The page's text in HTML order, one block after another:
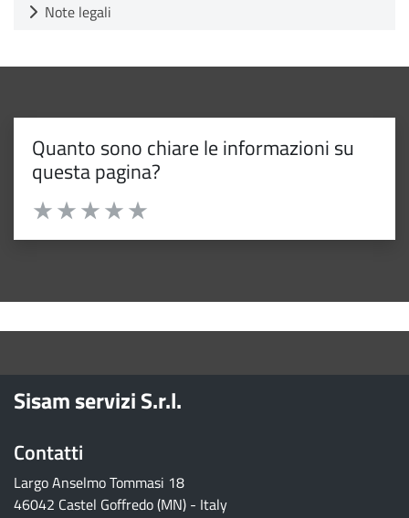
Note legali
Quanto sono chiare le informazioni su
questa pagina?
Valuta da 1 a 5 stelle la pagina
Sisam servizi S.r.l.
Contatti
Largo Anselmo Tommasi 18
46042 Castel Goffredo (MN) - Italy